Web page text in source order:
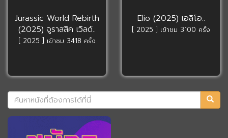
Jurassic World Rebirth
(2025) จูราสสิค เวิลด์..
[ 2025 ] เข้าชม 3418 ครั้ง
Elio (2025) เอลิโอ..
[ 2025 ] เข้าชม 3100 ครั้ง